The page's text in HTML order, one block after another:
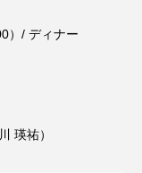
）/ ディナー
瑛祐）